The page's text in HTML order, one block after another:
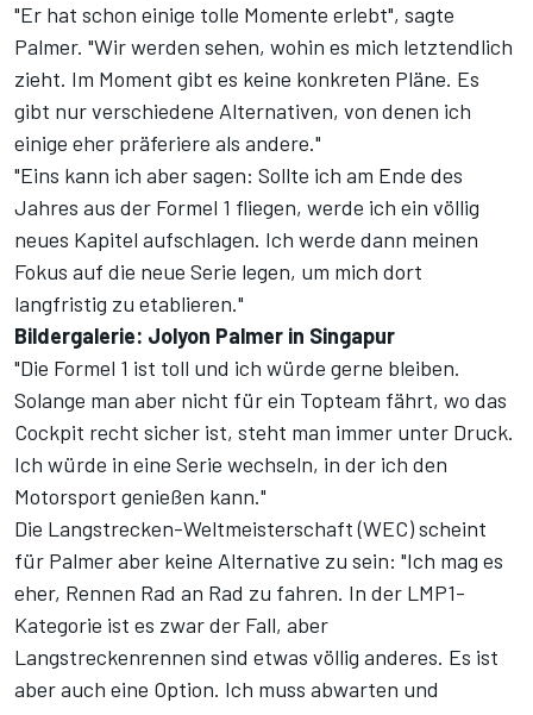
"Er hat schon einige tolle Momente erlebt", sagte
Palmer. "Wir werden sehen, wohin es mich letztendlich
zieht. Im Moment gibt es keine konkreten Pläne. Es
gibt nur verschiedene Alternativen, von denen ich
einige eher präferiere als andere."
"Eins kann ich aber sagen: Sollte ich am Ende des
Jahres aus der Formel 1 fliegen, werde ich ein völlig
neues Kapitel aufschlagen. Ich werde dann meinen
Fokus auf die neue Serie legen, um mich dort
langfristig zu etablieren."
Bildergalerie: Jolyon Palmer in Singapur
"Die Formel 1 ist toll und ich würde gerne bleiben.
Solange man aber nicht für ein Topteam fährt, wo das
Cockpit recht sicher ist, steht man immer unter Druck.
Ich würde in eine Serie wechseln, in der ich den
Motorsport genießen kann."
Die Langstrecken-Weltmeisterschaft (WEC) scheint
für Palmer aber keine Alternative zu sein: "Ich mag es
eher, Rennen Rad an Rad zu fahren. In der LMP1-
Kategorie ist es zwar der Fall, aber
Langstreckenrennen sind etwas völlig anderes. Es ist
aber auch eine Option. Ich muss abwarten und